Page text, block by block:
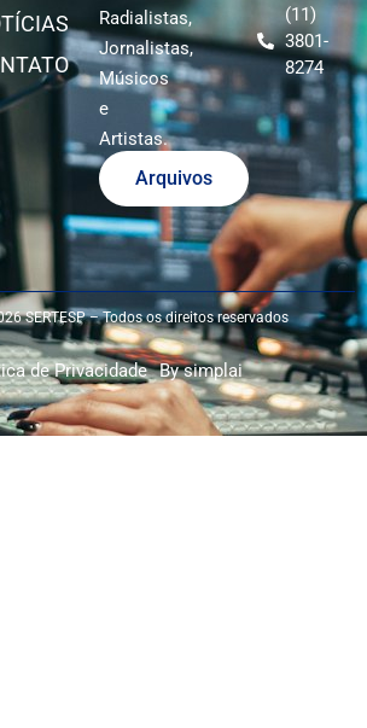
Radialistas,
Jornalistas,
Músicos
e
Artistas.
Arquivos
(11)
3801-
8274
SERTESP – Todos os direitos reservados
de Privacidade By simplai